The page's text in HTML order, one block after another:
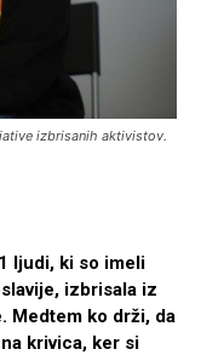
izbrisanih aktivistov.
ljudi, ki so imeli
izbrisala iz
Medtem ko drži, da
krivica, ker si